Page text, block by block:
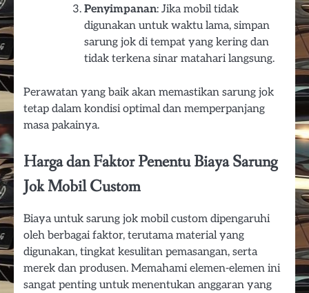
Penyimpanan: Jika mobil tidak
digunakan untuk waktu lama, simpan
sarung jok di tempat yang kering dan
tidak terkena sinar matahari langsung.
Perawatan yang baik akan memastikan sarung jok
tetap dalam kondisi optimal dan memperpanjang
masa pakainya.
Harga dan Faktor Penentu Biaya Sarung
Jok Mobil Custom
Biaya untuk sarung jok mobil custom dipengaruhi
oleh berbagai faktor, terutama material yang
digunakan, tingkat kesulitan pemasangan, serta
merek dan produsen. Memahami elemen-elemen ini
sangat penting untuk menentukan anggaran yang